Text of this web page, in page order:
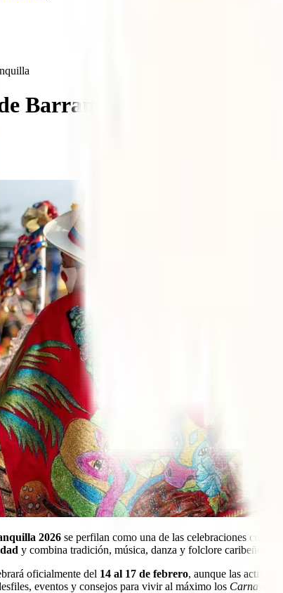
Barranquilla 2026: fechas
2026 se perfilan como una de las celebraciones
y combina tradición, música, danza y folclore caribeño.
oficialmente del 14 al 17 de febrero, aunque las
eventos y consejos para vivir al máximo los